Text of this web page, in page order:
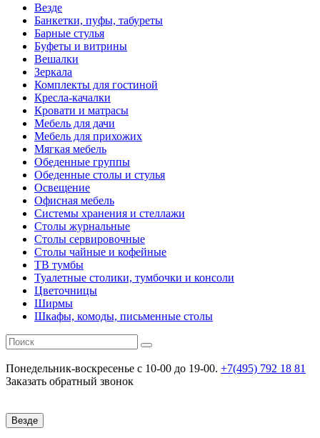
Везде
Банкетки, пуфы, табуреты
Барные стулья
Буфеты и витрины
Вешалки
Зеркала
Комплекты для гостиной
Кресла-качалки
Кровати и матрасы
Мебель для дачи
Мебель для прихожих
Мягкая мебель
Обеденные группы
Обеденные столы и стулья
Освещение
Офисная мебель
Системы хранения и стеллажи
Столы журнальные
Столы сервировочные
Столы чайные и кофейные
ТВ тумбы
Туалетные столики, тумбочки и консоли
Цветочницы
Ширмы
Шкафы, комоды, письменные столы
Понедельник-воскресенье c 10-00 до 19-00. +7(495) 792 18 81
Заказать обратный звонок
Везде